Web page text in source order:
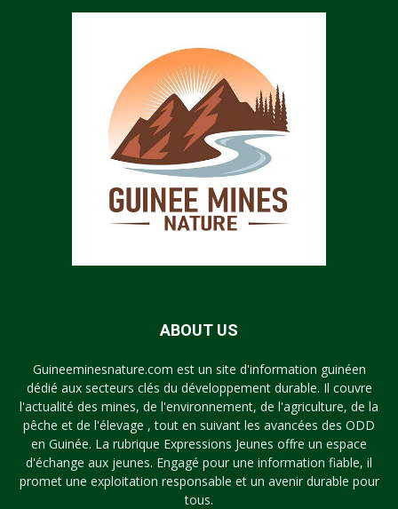
ABOUT US
Guineeminesnature.com est un site d'information guinéen
dédié aux secteurs clés du développement durable. Il couvre
l'actualité des mines, de l'environnement, de l'agriculture, de la
pêche et de l'élevage , tout en suivant les avancées des ODD
en Guinée. La rubrique Expressions Jeunes offre un espace
d'échange aux jeunes. Engagé pour une information fiable, il
promet une exploitation responsable et un avenir durable pour
tous.